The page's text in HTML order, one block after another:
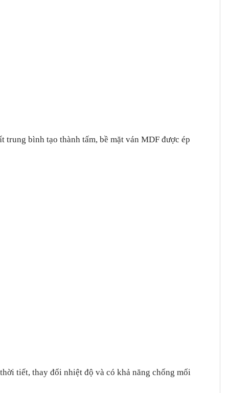
bình tạo thành tấm, bề mặt ván MDF được ép
tiết, thay đổi nhiệt độ và có khả năng chống mối